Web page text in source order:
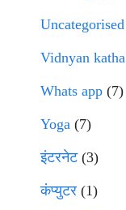
Uncategorised
Vidnyan katha
Whats app (7)
Yoga (7)
इंटरनेट(3)
कंप्युटर (1)